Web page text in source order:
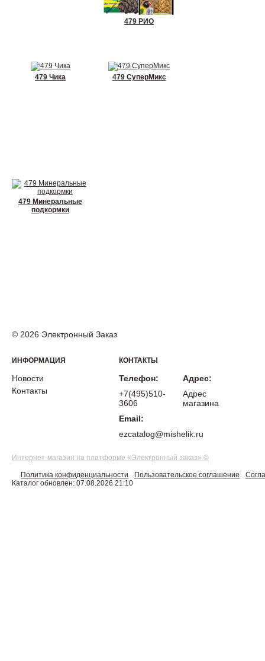
479 РИО
479 Чика 479 СуперМикс
479 Минеральные
подкормки
© 2026 Электронный Заказ
ИНФОРМАЦИЯ
Новости
Контакты
КОНТАКТЫ
Телефон:
+7(495)510-
3606
Email:
ezcatalog@mishelik.ru
Адрес:
Адрес
магазина
Интернет-магазин на платформе «Электронный заказ» ©
Политика конфиденциальности Пользовательское соглашение
Каталог обновлен: 07.08.2026 21:10